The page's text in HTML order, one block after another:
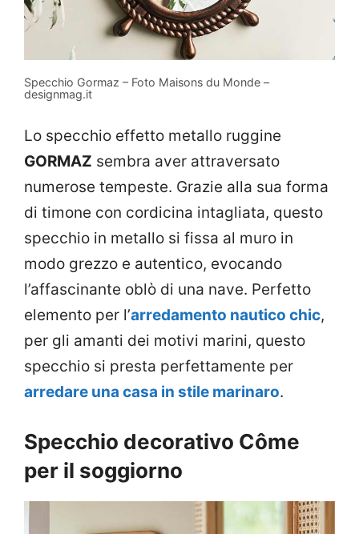
Specchio Gormaz – Foto Maisons du Monde –
designmag.it
Lo specchio effetto metallo ruggine
GORMAZ sembra aver attraversato
numerose tempeste. Grazie alla sua forma
di timone con cordicina intagliata, questo
specchio in metallo si fissa al muro in
modo grezzo e autentico, evocando
l’affascinante oblὸ di una nave. Perfetto
elemento per l’arredamento nautico chic,
per gli amanti dei motivi marini, questo
specchio si presta perfettamente per
arredare una casa in stile marinaro.
Specchio decorativo Côme
per il soggiorno